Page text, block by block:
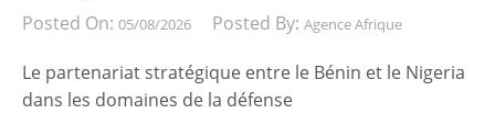
Posted On: 05/08/2026 Posted By: Agence Afrique
Le partenariat stratégique entre le Bénin et le Nigeria
dans les domaines de la défense